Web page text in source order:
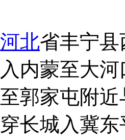
河北省丰宁
内蒙至大
郭家屯附
长城入冀